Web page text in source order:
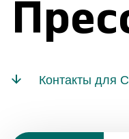
Контакты для